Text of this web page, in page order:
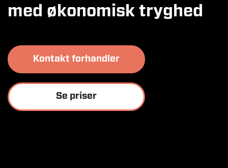
med økonomisk tryghed
Kontakt forhandler
Se priser